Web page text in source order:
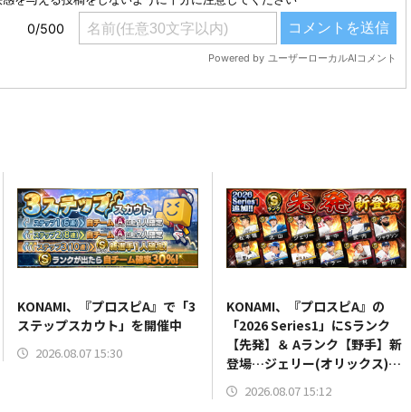
KONAMI、『プロスピA』で「3
ステップスカウト」を開催中
2026.08.07 15:30
KONAMI、『プロスピA』の
「2026 Series1」にSランク
【先発】＆ Aランク【野手】新
登場…ジェリー(オリックス)、
マラー(中日)、奈良間大己(北海
道日本ハム/二塁手)、持丸泰輝
2026.08.07 15:12